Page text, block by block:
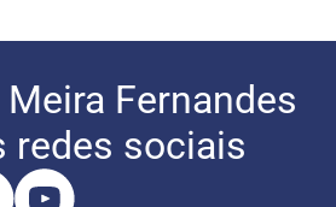
Fernandes
redes sociais